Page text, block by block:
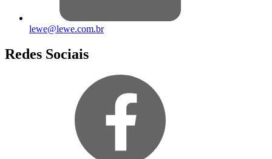
lewe@lewe.com.br
Redes Sociais